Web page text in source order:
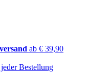
ab € 39,90
Bestellung